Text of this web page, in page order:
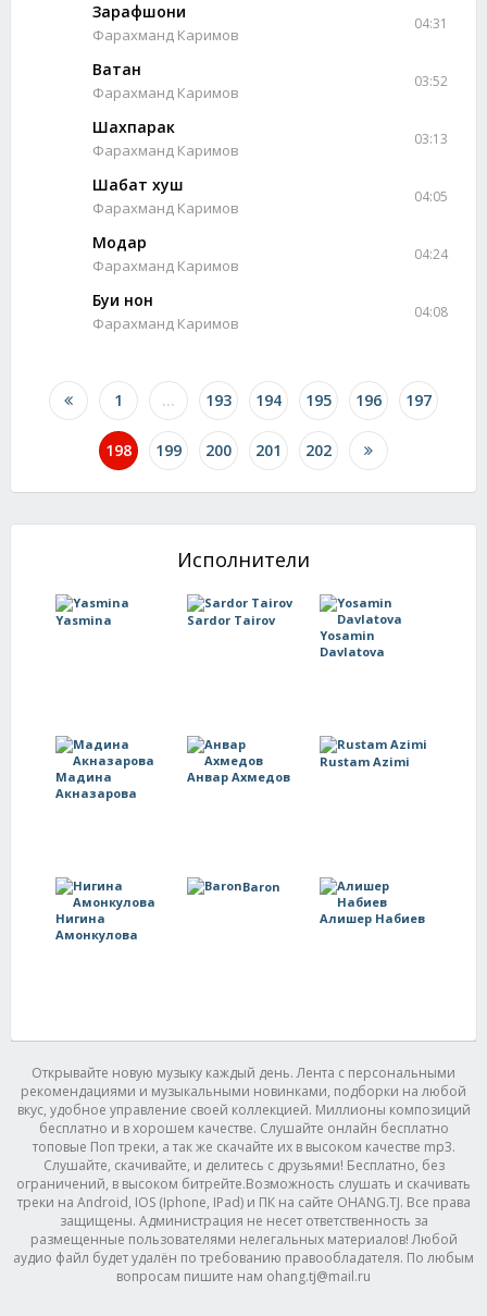
Зарафшони
Фарахманд Каримов
04:31
Ватан
Фарахманд Каримов
03:52
Шахпарак
Фарахманд Каримов
03:13
Шабат хуш
Фарахманд Каримов
04:05
Модар
Фарахманд Каримов
04:24
Буи нон
Фарахманд Каримов
04:08
1 ... 193 194 195 196 197
198 199 200 201 202
Исполнители
Yasmina
Sardor Tairov
Yosamin
Davlatova
Мадина
Акназарова
Анвар Ахмедов
Rustam Azimi
Нигина
Амонкулова
Baron
Алишер Набиев
Открывайте новую музыку каждый день. Лента с персональными
рекомендациями и музыкальными новинками, подборки на любой
вкус, удобное управление своей коллекцией. Миллионы композиций
бесплатно и в хорошем качестве. Слушайте онлайн бесплатно
топовые Поп треки, а так же скачайте их в высоком качестве mp3.
Слушайте, скачивайте, и делитесь с друзьями! Бесплатно, без
ограничений, в высоком битрейте.Возможность слушать и скачивать
треки на Android, IOS (Iphone, IPad) и ПК на сайте OHANG.TJ. Все права
защищены. Администрация не несет ответственность за
размещенные пользователями нелегальных материалов! Любой
аудио файл будет удалён по требованию правообладателя. По любым
вопросам пишите нам ohang.tj@mail.ru